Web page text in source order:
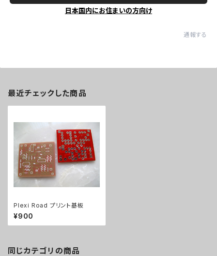
日本国内にお住まいの方向け
通報する
最近チェックした商品
Plexi Road プリント基板
¥900
同じカテゴリの商品